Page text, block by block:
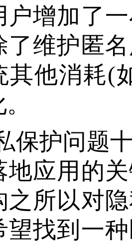
户增加了
了维护匿
其他消耗(
保护问题
地应用的
之所以对
望找到一